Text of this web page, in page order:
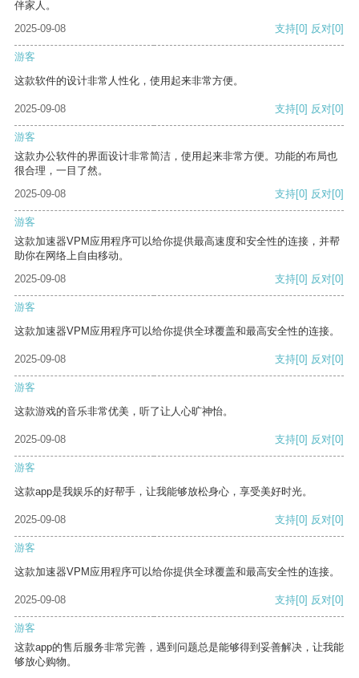
伴家人。
2025-09-08
支持[0] 反对[0]
游客
这款软件的设计非常人性化，使用起来非常方便。
2025-09-08 支持[0] 反对[0]
游客
这款办公软件的界面设计非常简洁，使用起来非常方便。功能的布局也
很合理，一目了然。
2025-09-08
支持[0] 反对[0]
游客
这款加速器VPM应用程序可以给你提供最高速度和安全性的连接，并帮
助你在网络上自由移动。
2025-09-08
支持[0] 反对[0]
游客
这款加速器VPM应用程序可以给你提供全球覆盖和最高安全性的连接。
2025-09-08 支持[0] 反对[0]
游客
这款游戏的音乐非常优美，听了让人心旷神怡。
2025-09-08 支持[0] 反对[0]
游客
这款app是我娱乐的好帮手，让我能够放松身心，享受美好时光。
2025-09-08 支持[0] 反对[0]
游客
这款加速器VPM应用程序可以给你提供全球覆盖和最高安全性的连接。
2025-09-08 支持[0] 反对[0]
游客
这款app的售后服务非常完善，遇到问题总是能够得到妥善解决，让我能
够放心购物。